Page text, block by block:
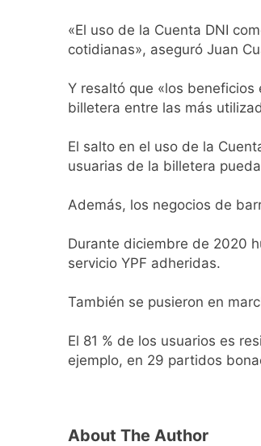
11
«El uso de la Cuenta DNI
cotidianas», aseguró Juan
Y resaltó que «los
billetera entre las más
El salto en el uso de la
usuarias de la billetera
Además, los negocios de
Durante diciembre de 2020
servicio YPF adheridas.
También se pusieron en
El 81 % de los usuarios es
ejemplo, en 29 partidos
About The Author